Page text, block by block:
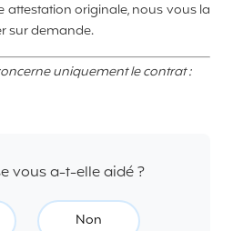
attestation originale, nous vous la
sur demande.
uniquement le contrat :
vous a-t-elle aidé ?
Non